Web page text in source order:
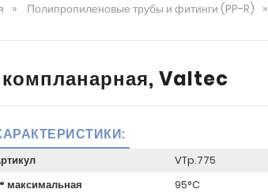
» Полипропиленовые трубы и фитинги (PP-R) »
Valtec
VTp.775
максимальная
95°C